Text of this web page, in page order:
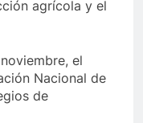
agrícola y el
el
Nacional de
de